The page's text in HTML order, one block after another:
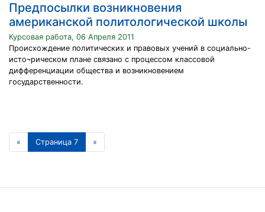
Предпосылки возникновения
американской политологической школы
Курсовая работа, 06 Апреля 2011
Происхождение политических и правовых учений в социально-
исто¬рическом плане связано с процессом классовой
дифференциации общества и возникновением
государственности.
« Страница 7 »